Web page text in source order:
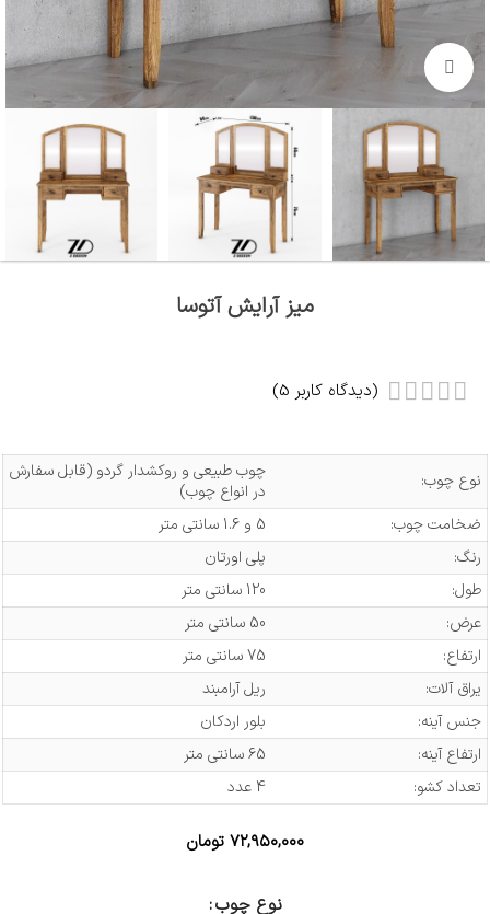
بزرگنمایی تصویر
میز آرایش آتوسا
(دیدگاه کاربر 5
)
نوع چوب:
چوب طبیعی و روکشدار گردو (قابل سفارش
در انواع چوب)
ضخامت چوب:
5 و 1.6 سانتی متر
رنگ:
پلی اورتان
طول:
120 سانتی متر
عرض:
50 سانتی متر
ارتفاع:
75 سانتی متر
یراق آلات:
ریل آرامبند
جنس آینه:
بلور اردکان
ارتفاع آینه:
65 سانتی متر
تعداد کشو:
4 عدد
۷۲,۹۵۰,۰۰۰ تومان
نوع چوب